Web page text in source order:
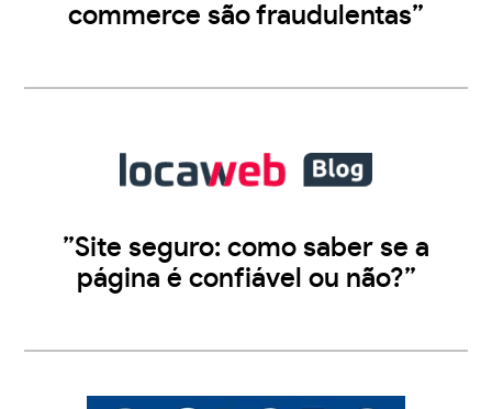
commerce são fraudulentas”
”Site seguro: como saber se a
página é confiável ou não?”